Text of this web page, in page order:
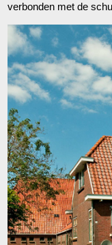
verbonden met de